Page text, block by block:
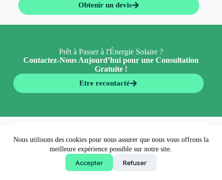
Nous utilisons des cookies pour nous assurer que nous vous offrons la
meilleure expérience possible sur notre site.
Accepter Refuser
Obtenir un devis
Prêt à Passer à l'Énergie Solaire ?
Contactez-Nous Aujourd’hui pour une Consultation
Gratuite !
Etre recontacté
Obtenir un devis
Copyright © 2026 - EconormWay - Solutions écologiques